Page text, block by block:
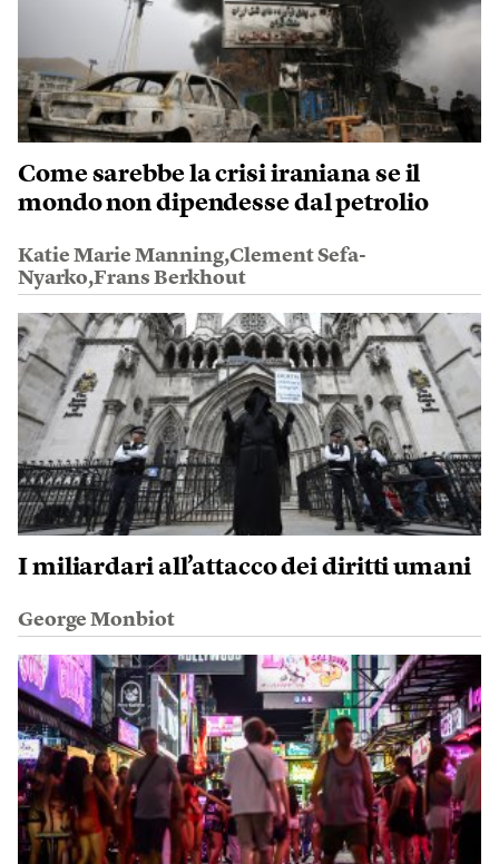
Come sarebbe la crisi iraniana se il
mondo non dipendesse dal petrolio
Katie Marie Manning,Clement Sefa-
Nyarko,Frans Berkhout
I miliardari all’attacco dei diritti umani
George Monbiot